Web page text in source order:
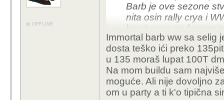
OFFLINE
Barb je ove sezone
nita osin rally crya i
ko stvoren za
slazen immortal selig
Warlocka san krenija
je one button delete
mephista. Zasad
je sta ne mogu
kolko god nabijes
Immortal barb ww sa selig
dosta teško ići preko
u 135 moraš lupat 100T
Na mom buildu sam
moguće. Ali nije dovoljno
om u party a ti k'o tipična